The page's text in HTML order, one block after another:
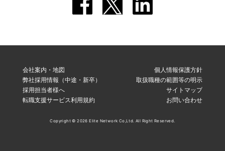
会社案内・地図
弊社採用情報（中途・新卒）
採用担当者様へ
転職支援サービス利用規約
個人情報保護方針
取扱職種の範囲等の明示
サイトマップ
お問い合わせ
Copyright © 2026 Elite Network Co,Ltd. All Right Reserved.